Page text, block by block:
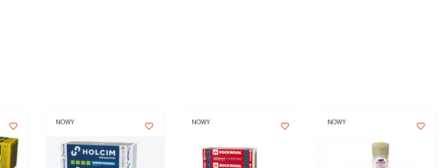
favorite_border NOWY favorite_border NOWY favorite_border NOWY favorite_border